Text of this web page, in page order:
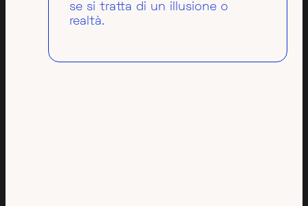
se si tratta di un illusione o
realtà.